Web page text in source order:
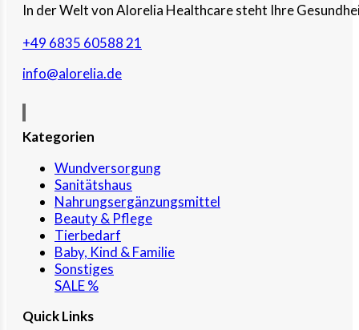
In der Welt von Alorelia Healthcare steht Ihre
+49 6835 60588 21
info@alorelia.de
Kategorien
Wundversorgung
Sanitätshaus
Nahrungsergänzungsmittel
Beauty & Pflege
Tierbedarf
Baby, Kind & Familie
Sonstiges
SALE %
Quick Links